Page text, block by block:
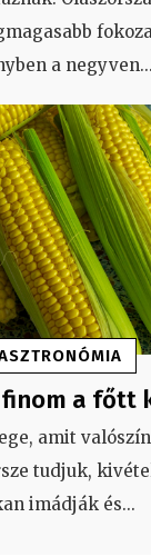
a negyven...
a főtt
amit
tudjuk,
imádják és...